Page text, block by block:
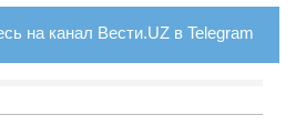
на канал Вести.UZ в Telegram